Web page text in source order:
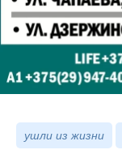
ушли из жизни